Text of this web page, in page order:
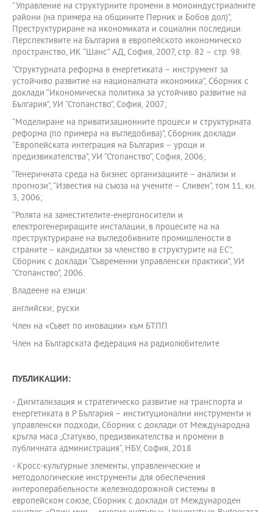
“Управление на структурните промени в моноиндустриалните
райони (на примера на общините Перник и Бобов дол)”,
Преструктуриране на икономиката и социални последици.
Перспективите на България в европейското икономическо
пространство, ИК “Шанс” АД, София, 2007, стр. 82 – стр. 98.
“Структурната реформа в енергетиката – инструмент за
устойчиво развитие на националната икономика”, Сборник с
доклади “Икономическа политика за устойчиво развитие на
България”, УИ “Стопанство”, София, 2007;
“Моделиране на приватизационните процеси и структурната
реформа (по примера на въгледобива)”, Сборник доклади
“Европейската интеграция на България – уроци и
предизвикателства”, УИ “Стопанство”, София, 2006;
“Генеричната среда на бизнес организациите – анализи и
прогнози”, “Известия на съюза на учените – Сливен”, том 11, кн.
3, 2006;
“Ролята на заместителите-енергоносители и
електрогенериращите инсталации, в процесите на на
преструктуриране на въгледобивните промишлености в
страните – кандидатки за членство в структурите на ЕС”,
Сборник с доклади “Съвременни управленски практики”, УИ
“Стопанство”, 2006.
Владеене на езици:
английски; руски
Член на «Съвет по иновации» към БТПП
Член на Българската федерация на радиолюбителите
ПУБЛИКАЦИИ:
- Дигитализация и стратегическо развитие на транспорта и
енергетиката в Р България – институционални инструменти и
управленски подходи, Сборник с доклади от Международна
кръгла маса „Статукво, предизвикателства и промени в
публичната администрация“, НБУ, София, 2018
- Кросс-культурные элементы, управленческие и
методологические инструменты для обеспечения
интероперабельности железнодорожной системы в
европейском союзе, Сборник с доклади от Международен